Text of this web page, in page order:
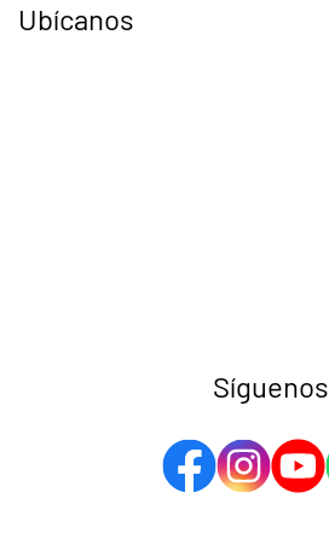
Ubícanos
Síguenos